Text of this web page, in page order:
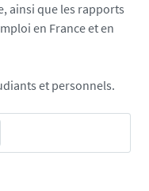
ainsi que les rapports
en France et en
et personnels.